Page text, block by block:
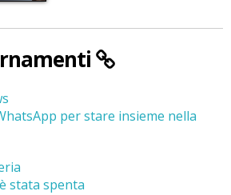
per stare insieme nella
stata spenta